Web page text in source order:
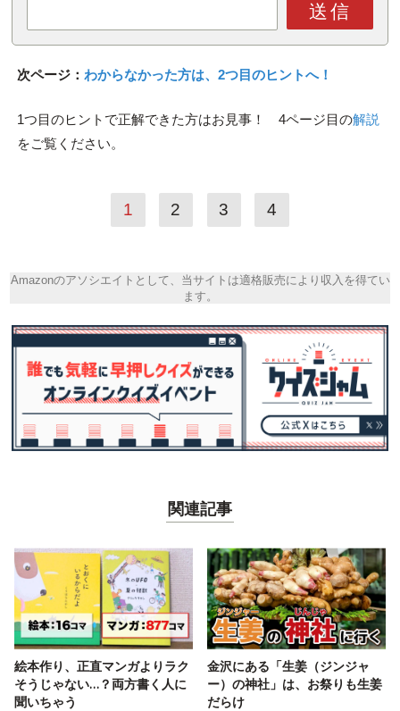
送信
次ページ： わからなかった方は、2つ目のヒントへ！
1つ目のヒントで正解できた方はお見事！ 4ページ目の解説
をご覧ください。
1 2 3 4
Amazonのアソシエイトとして、当サイトは適格販売により収入を得てい
ます。
関連記事
絵本作り、正直マンガよりラク
そうじゃない…？両方書く人に
聞いちゃう
金沢にある「生姜（ジンジャ
ー）の神社」は、お祭りも生姜
だらけ